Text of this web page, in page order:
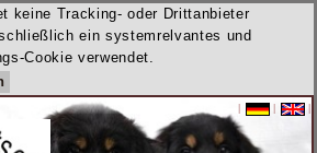
keine Tracking- oder Drittanbieter
ein systemrelvantes und
Cookie verwendet.